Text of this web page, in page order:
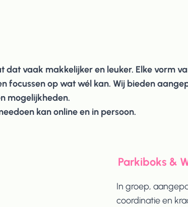
vaak makkelijker en leuker. Elke vorm
focussen op wat wél kan. ​Wij bieden
mogelijkheden.
kan online en in persoon.
Parkiboks &
In groep,
coordinatie en